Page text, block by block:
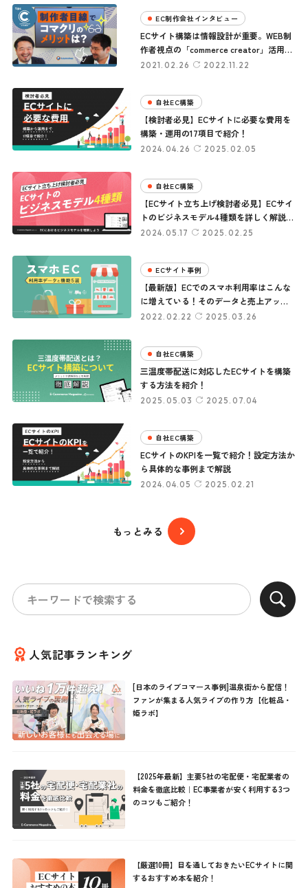
EC制作会社インタビュー
2021.02.26 2022.11.22
ECサイト構築は情報設計が重要。WEB制
作者視点の「commerce creator」活用メ
リット
自社EC構築
2024.04.26 2025.02.05
【検討者必見】ECサイトに必要な費用を
構築・運用の17項目で紹介！
自社EC構築
2024.05.17 2025.02.25
【ECサイト立ち上げ検討者必見】ECサイ
トのビジネスモデル4種類を詳しく解説し
ます！
ECサイト事例
2022.02.22 2025.03.26
【最新版】ECでのスマホ利用率はこんな
に増えている！そのデータと売上アップ
に必要な機能５選
自社EC構築
2025.05.03 2025.07.04
三温度帯配送に対応したECサイトを構築
する方法を紹介！
自社EC構築
2024.04.05 2025.02.21
ECサイトのKPIを一覧で紹介！設定方法か
ら具体的な事例まで解説
もっとみる
人気記事ランキング
[日本のライブコマース事例]温泉街から配信！
ファンが集まる人気ライブの作り方【化粧品・
姫ラボ】
【2025年最新】主要5社の宅配便・宅配業者の
料金を徹底比較｜EC事業者が安く利用する3つ
のコツもご紹介！
【厳選10冊】目を通しておきたいECサイトに関
するおすすめ本を紹介！